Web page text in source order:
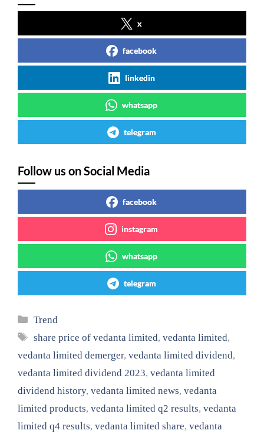
x
facebook
linkedin
whatsapp
telegram
Follow us on Social Media
facebook
instagram
whatsapp
telegram
Categories
Trend
Tags
share price of vedanta limited,vedanta limited,
vedanta limited demerger, vedanta limited dividend,
vedanta limited dividend 2023, vedanta limited
dividend history, vedanta limited news, vedanta
limited products, vedanta limited q2 results, vedanta
limited q4 results, vedanta limited share, vedanta